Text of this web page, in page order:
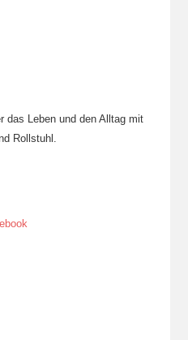
das Leben und den Alltag mit
Rollstuhl.